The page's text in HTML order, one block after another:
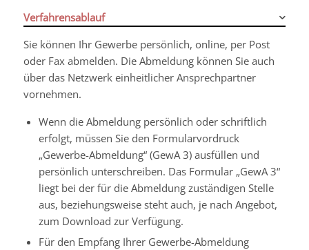
Verfahrensablauf
Sie können Ihr Gewerbe persönlich, online, per Post
oder Fax abmelden. Die Abmeldung können Sie auch
über das Netzwerk einheitlicher Ansprechpartner
vornehmen.
Wenn die Abmeldung persönlich oder schriftlich
erfolgt, müssen Sie den Formularvordruck
„Gewerbe-Abmeldung“ (GewA 3) ausfüllen und
persönlich unterschreiben. Das Formular „GewA 3“
liegt bei der für die Abmeldung zuständigen Stelle
aus, beziehungsweise steht auch, je nach Angebot,
zum Download zur Verfügung.
Für den Empfang Ihrer Gewerbe-Abmeldung